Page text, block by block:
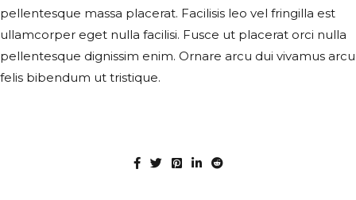
pellentesque massa placerat. Facilisis leo vel fringilla est
ullamcorper eget nulla facilisi. Fusce ut placerat orci nulla
pellentesque dignissim enim. Ornare arcu dui vivamus arcu
felis bibendum ut tristique.
ТВІЙ ТАЄМНИЙ СПИСОК БАЖАНЬ